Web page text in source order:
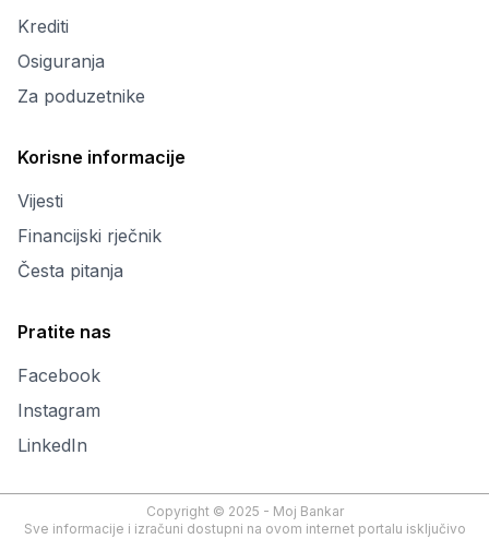
Krediti
Osiguranja
Za poduzetnike
Korisne informacije
Vijesti
Financijski rječnik
Česta pitanja
Pratite nas
Facebook
Instagram
LinkedIn
Copyright © 2025 - Moj Bankar
Sve informacije i izračuni dostupni na ovom internet portalu isključivo